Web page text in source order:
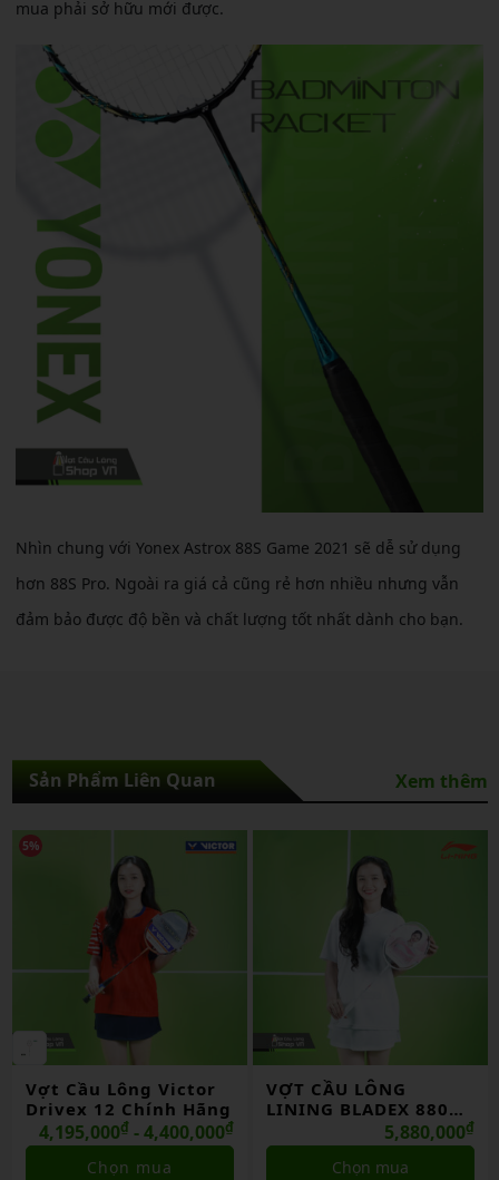
mua phải sở hữu mới được.
Nhìn chung với Yonex Astrox 88S Game 2021 sẽ dễ sử dụng
hơn 88S Pro. Ngoài ra giá cả cũng rẻ hơn nhiều nhưng vẫn
đảm bảo được độ bền và chất lượng tốt nhất dành cho bạn.
Sản Phẩm Liên Quan Xem thêm
VỢT CẦU LÔNG
LINING BLADEX 880
SHIDA 2026 CHÍNH
HÃNG
5,880,000₫
Chọn mua
VỢT CẦU LÔNG
HUNDRED NANO NEO
7000 CHÍNH HÃNG
1,499,000₫
Liên hệ